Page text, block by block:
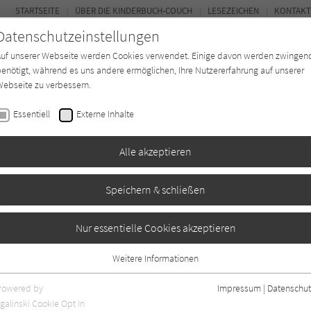
Autor*in Verlage Magazin
STARTSEITE ÜBER DIE KINDERBUCH-COUCH LESEZEICHEN KONTAKT
ins Verbrechen
unserer Webseite werden Cookies verwendet. Einige davon werden
während es uns andere ermöglichen, Ihre Nutzererfahrung auf unserer
zu verbessern.
Essentiell Externe Inhalte
Alle akzeptieren
Speichern & schließen
Nur essentielle Cookies akzeptieren
Essentielle Cookies werden für grundlegende Funktionen der Webseite
benötigt. Dadurch ist gewährleistet, dass die Webseite einwandfrei
Weitere Informationen
by
Cookie Opt In
Impressum |